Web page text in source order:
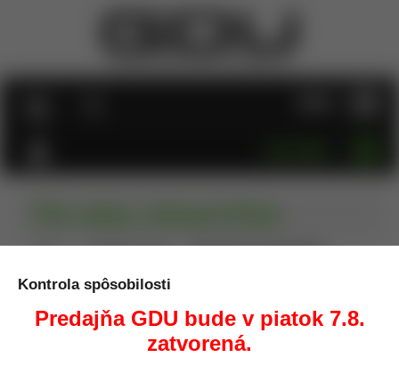
Kontrola spôsobilosti
Predajňa GDU bude v piatok 7.8.
zatvorená.